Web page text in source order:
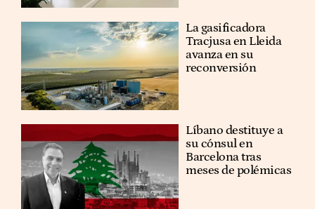
La gasificadora
Tracjusa en Lleida
avanza en su
reconversión
Líbano destituye a
su cónsul en
Barcelona tras
meses de polémicas